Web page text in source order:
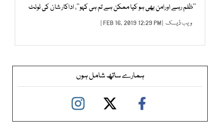
’’ظلم رہے اورامن بھی ہو کیا ممکن ہے تم ہی کہو‘‘، اداکار شان کی ٹوئٹ
ویب ڈیسک | FEB 16, 2019 12:29 PM |
ہمارے ساتھ شامل ہوں